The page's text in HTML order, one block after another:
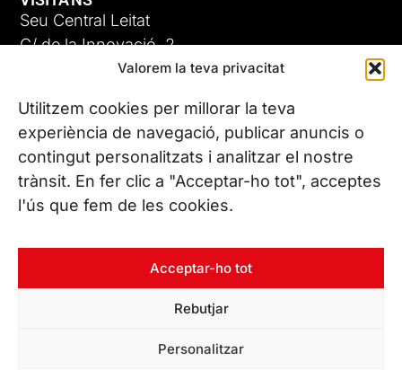
Valorem la teva privacitat
Utilitzem cookies per millorar la teva
experiència de navegació, publicar anuncis o
contingut personalitzats i analitzar el nostre
trànsit. En fer clic a "Acceptar-ho tot", acceptes
l'ús que fem de les cookies.
Acceptar-ho tot
Rebutjar
Personalitzar
Seu Central Leitat
C/ de la Innovació, 2
08225 Terrassa, (Barcelona)
Coneix les nostres seus
CONTACTA’NS
Tel. (+34) 937 882 300